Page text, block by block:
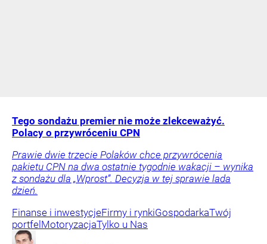
Tego sondażu premier nie może zlekceważyć.
Polacy o przywróceniu CPN
Prawie dwie trzecie Polaków chce przywrócenia
pakietu CPN na dwa ostatnie tygodnie wakacji – wynika
z sondażu dla „Wprost”. Decyzja w tej sprawie lada
dzień.
Finanse i inwestycjeFirmy i rynkiGospodarkaTwój
portfel MotoryzacjaTylko u Nas